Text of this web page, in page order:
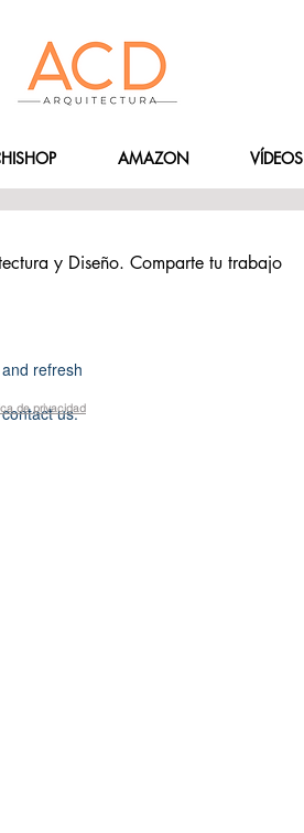
AMAZON VÍDEOS
y Diseño. Comparte tu trabajo
refresh
us.
de privacidad